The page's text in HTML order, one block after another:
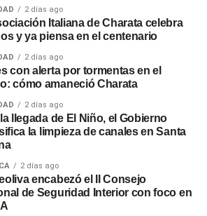
2 días ago
Italiana de Charata celebra
y ya piensa en el centenario
2 días ago
con alerta por tormentas en el
cómo amaneció Charata
2 días ago
llegada de El Niño, el Gobierno
la limpieza de canales en Santa
2 días ago
encabezó el II Consejo
de Seguridad Interior con foco en